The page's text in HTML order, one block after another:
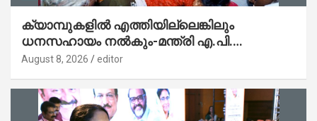
ക്യാമ്പുകളിൽ എത്തിയില്ലെങ്കിലും
ധനസഹായം നൽകും-മന്ത്രി എ.പി.
അനിൽകുമാർ
August 8, 2026 editor